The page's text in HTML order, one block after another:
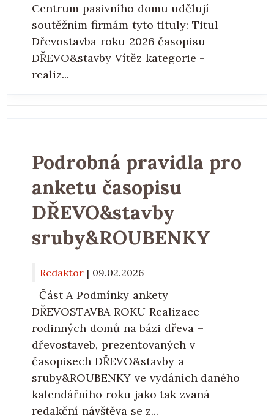
Centrum pasivního domu udělují
soutěžním firmám tyto tituly: Titul
Dřevostavba roku 2026 časopisu
DŘEVO&stavby Vítěz kategorie -
realiz...
Podrobná pravidla pro
anketu časopisu
DŘEVO&stavby
sruby&ROUBENKY
Redaktor | 09.02.2026
Část A Podmínky ankety
DŘEVOSTAVBA ROKU Realizace
rodinných domů na bázi dřeva –
dřevostaveb, prezentovaných v
časopisech DŘEVO&stavby a
sruby&ROUBENKY ve vydáních daného
kalendářního roku jako tak zvaná
redakční návštěva se z...